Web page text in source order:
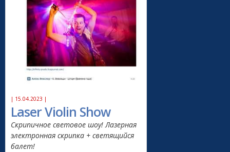
| 15.04.2023 |
Laser Violin Show
Скрипичное световое шоу! Лазерная
электронная скрипка + светящийся
балет!